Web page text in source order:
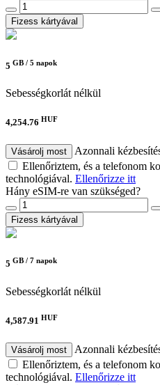
Fizess kártyával
5 GB / 5 napok
Sebességkorlát nélkül
4,254.76 HUF
Vásárolj most
Azonnali
Ellenőriztem, és a telefonom
technológiával. Ellenőrizze itt
Hány eSIM-re van szükséged?
Fizess kártyával
5 GB / 7 napok
Sebességkorlát nélkül
4,587.91 HUF
Vásárolj most
Azonnali
Ellenőriztem, és a telefonom
technológiával. Ellenőrizze itt